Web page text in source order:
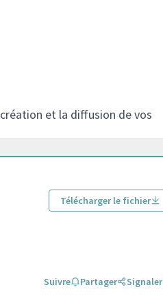
et la diffusion de vos
Télécharger le fichier
Suivre Partager Signaler